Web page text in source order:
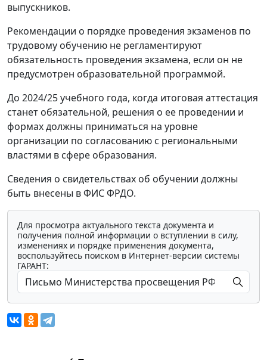
выпускников.
Рекомендации о порядке проведения экзаменов по
трудовому обучению не регламентируют
обязательность проведения экзамена, если он не
предусмотрен образовательной программой.
До 2024/25 учебного года, когда итоговая аттестация
станет обязательной, решения о ее проведении и
формах должны приниматься на уровне
организации по согласованию с региональными
властями в сфере образования.
Сведения о свидетельствах об обучении должны
быть внесены в ФИС ФРДО.
Для просмотра актуального текста документа и
получения полной информации о вступлении в силу,
изменениях и порядке применения документа,
воспользуйтесь поиском в Интернет-версии системы
ГАРАНТ: